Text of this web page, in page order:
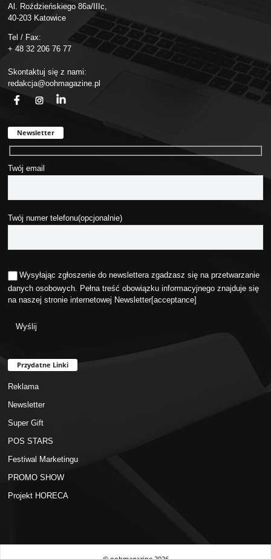
Al. Roździeńskiego 86a/IIIc,
40-203 Katowice
Tel / Fax:
+ 48 32 206 76 77
Skontaktuj się z nami:
redakcja@oohmagazine.pl
Newsletter
Twój email
Twój numer telefonu(opcjonalnie)
Wysyłając zgłoszenie do newslettera zgadzasz się na przetwarzanie
danych osobowych. Pełna treść obowiązku informacyjnego znajduje się
na naszej stronie internetowej Newsletter[acceptance]
Przydatne Linki
Reklama
Newsletter
Super Gift
POS STARS
Festiwal Marketingu
PROMO SHOW
Projekt HORECA